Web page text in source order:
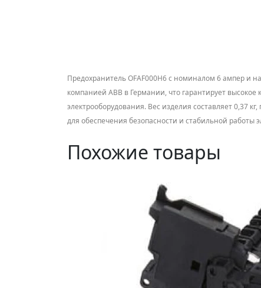
Предохранитель OFAF000H6 с номиналом 6 ампер и
компанией ABB в Германии, что гарантирует
электрооборудования. Вес изделия составляет 0,37
для обеспечения безопасности и стабильной
Похожие товары